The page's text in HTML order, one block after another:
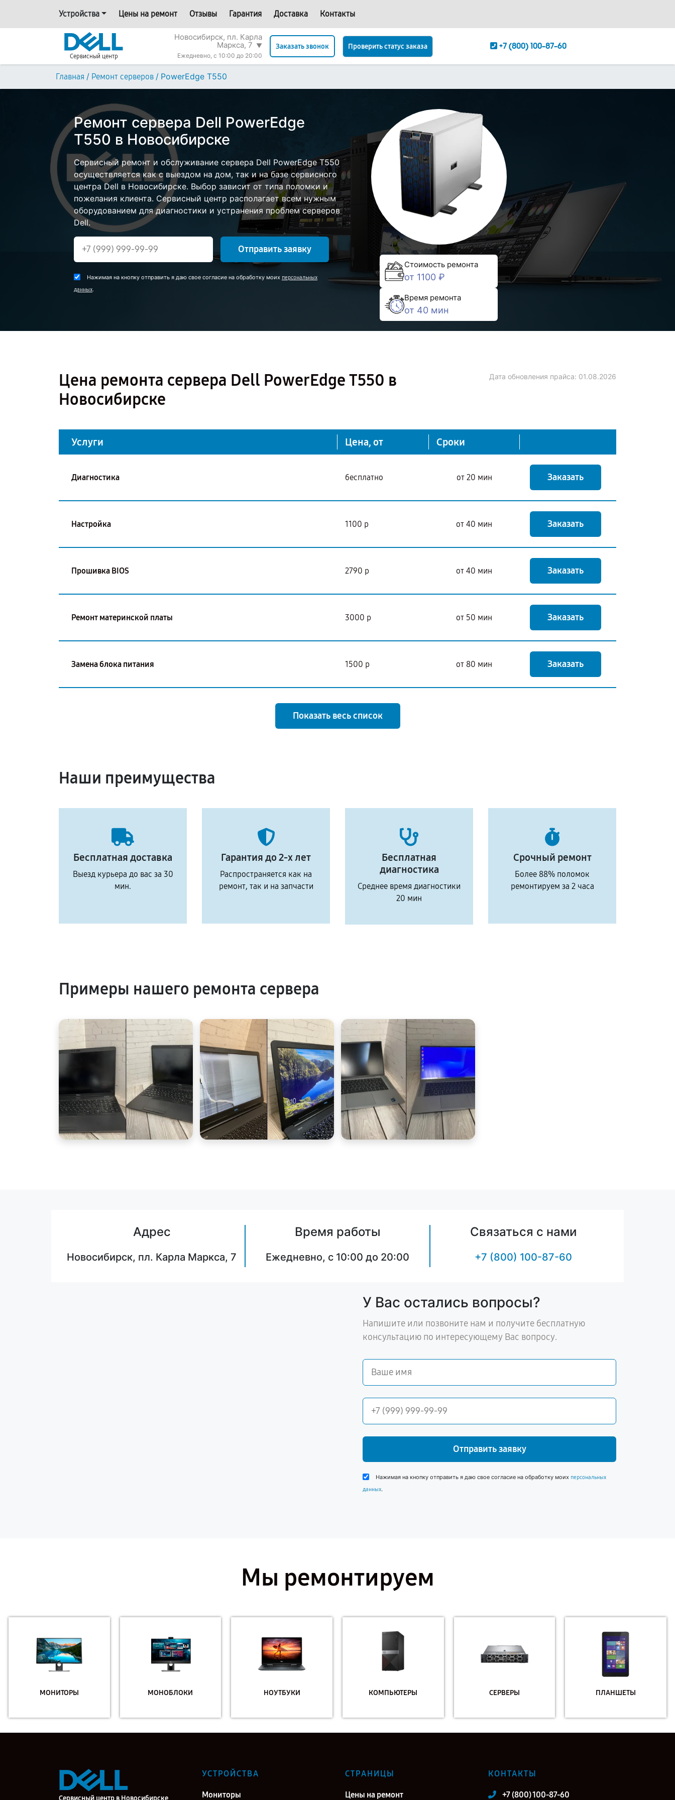
Устройства Цены на ремонт Отзывы Гарантия Доставка Контакты
Сервисный центр
Новосибирск, пл. Карла
Маркса, 7 ▼
Ежедневно, с 10:00 до 20:00
Заказать звонок Проверить статус заказа +7 (800) 100-87-60
Главная / Ремонт серверов / PowerEdge T550
Ремонт сервера Dell PowerEdge
T550 в Новосибирске
Сервисный ремонт и обслуживание сервера Dell PowerEdge T550
осуществляется как с выездом на дом, так и на базе сервисного
центра Dell в Новосибирске. Выбор зависит от типа поломки и
пожелания клиента. Сервисный центр располагает всем нужным
оборудованием для диагностики и устранения проблем серверов
Dell.
Отправить заявку
Нажимая на кнопку отправить я даю свое согласие на обработку моих персональных
данных.
Стоимость ремонта
от 1100 ₽
Время ремонта
от 40 мин
Цена ремонта сервера Dell PowerEdge T550 в
Новосибирске
Дата обновления прайса: 01.08.2026
Услуги Цена, от Сроки
Диагностика бесплатно от 20 мин Заказать
Настройка 1100 р от 40 мин Заказать
Прошивка BIOS 2790 р от 40 мин Заказать
Ремонт материнской платы 3000 р от 50 мин Заказать
Замена блока питания 1500 р от 80 мин Заказать
Показать весь список
Наши преимущества
Бесплатная доставка
Выезд курьера до вас за 30
мин.
Гарантия до 2-х лет
Распространяется как на
ремонт, так и на запчасти
Бесплатная
диагностика
Среднее время диагностики
20 мин
Срочный ремонт
Более 88% поломок
ремонтируем за 2 часа
Примеры нашего ремонта сервера
Адрес
Новосибирск, пл. Карла Маркса, 7
Время работы
Ежедневно, с 10:00 до 20:00
Связаться с нами
+7 (800) 100-87-60
У Вас остались вопросы?
Напишите или позвоните нам и получите бесплатную
консультацию по интересующему Вас вопросу.
Отправить заявку
Нажимая на кнопку отправить я даю свое согласие на обработку моих персональных
данных.
Мы ремонтируем
МОНИТОРЫ МОНОБЛОКИ НОУТБУКИ КОМПЬЮТЕРЫ СЕРВЕРЫ ПЛАНШЕТЫ
Сервисный центр в Новосибирске
УСТРОЙСТВА
Мониторы
СТРАНИЦЫ
Цены на ремонт
КОНТАКТЫ
+7 (800) 100-87-60